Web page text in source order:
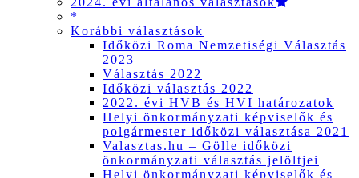
*
Korábbi választások
Időközi Roma Nemzetiségi Választás
2023
Választás 2022
Időközi választás 2022
2022. évi HVB és HVI határozatok
Helyi önkormányzati képviselők és
polgármester időközi választása 2021
Valasztas.hu – Gölle időközi
önkormányzati választás jelöltjei
Helyi önkormányzati képviselők és